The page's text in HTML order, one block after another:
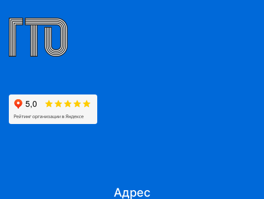
Адрес